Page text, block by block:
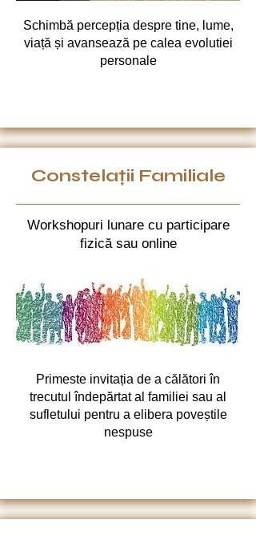
Schimbă percepția despre tine, lume,
viață și avansează pe calea evolutiei
personale
Constelații Familiale
Workshopuri lunare cu participare
fizică sau online
Primeste invitația de a călători în
trecutul îndepărtat al familiei sau al
sufletului pentru a elibera poveștile
nespuse